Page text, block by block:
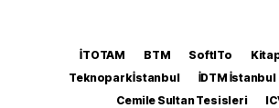
İTOTAM BTM SoftITo
Teknopark İstanbul
İDTM İstanbul
Cemile Sultan Tesisleri